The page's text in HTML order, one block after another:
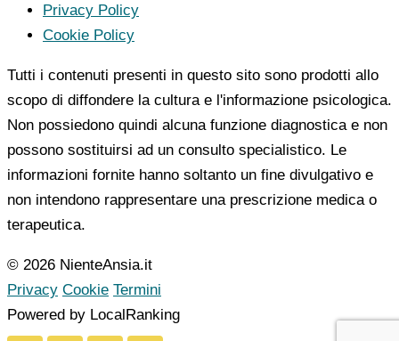
Privacy Policy
Cookie Policy
Tutti i contenuti presenti in questo sito sono prodotti allo
scopo di diffondere la cultura e l'informazione psicologica.
Non possiedono quindi alcuna funzione diagnostica e non
possono sostituirsi ad un consulto specialistico. Le
informazioni fornite hanno soltanto un fine divulgativo e
non intendono rappresentare una prescrizione medica o
terapeutica.
© 2026 NienteAnsia.it
Privacy Cookie Termini
Powered by LocalRanking